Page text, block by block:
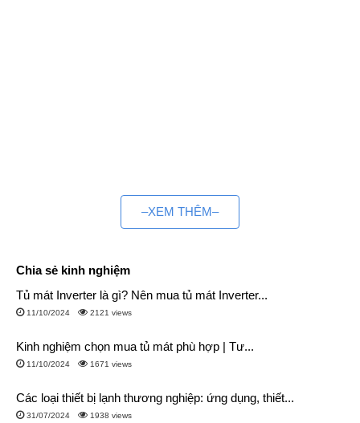
–XEM THÊM–
Chia sẻ kinh nghiệm
Tủ mát Inverter là gì? Nên mua tủ mát Inverter...
11/10/2024 2121 views
Kinh nghiệm chọn mua tủ mát phù hợp | Tư...
11/10/2024 1671 views
Các loại thiết bị lạnh thương nghiệp: ứng dụng, thiết...
31/07/2024 1938 views